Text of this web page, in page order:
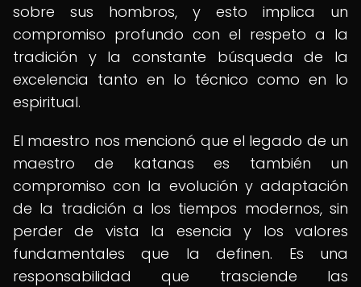
sobre sus hombros, y esto implica un
compromiso profundo con el respeto a la
tradición y la constante búsqueda de la
excelencia tanto en lo técnico como en lo
espiritual.
El maestro nos mencionó que el legado de un
maestro de katanas es también un
compromiso con la evolución y adaptación
de la tradición a los tiempos modernos, sin
perder de vista la esencia y los valores
fundamentales que la definen. Es una
responsabilidad que trasciende las